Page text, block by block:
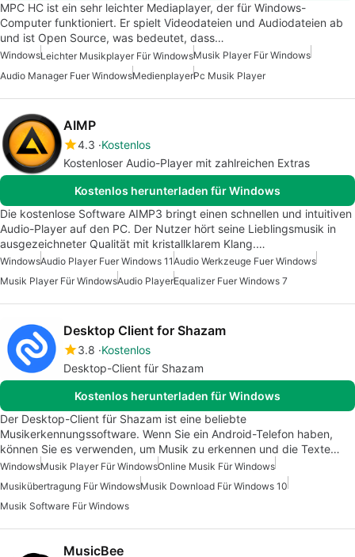
MPC HC ist ein sehr leichter Mediaplayer, der für Windows-
Computer funktioniert. Er spielt Videodateien und Audiodateien ab
und ist Open Source, was bedeutet, dass…
WindowsLeichter Musikplayer Für WindowsMusik Player Für Windows
Audio Manager Fuer WindowsMedienplayerPc Musik Player
AIMP
4.3 Kostenlos
Kostenloser Audio-Player mit zahlreichen Extras
Kostenlos herunterladen für Windows
Die kostenlose Software AIMP3 bringt einen schnellen und intuitiven
Audio-Player auf den PC. Der Nutzer hört seine Lieblingsmusik in
ausgezeichneter Qualität mit kristallklarem Klang.…
WindowsAudio Player Fuer Windows 11Audio Werkzeuge Fuer Windows
Musik Player Für WindowsAudio PlayerEqualizer Fuer Windows 7
Desktop Client for Shazam
3.8 Kostenlos
Desktop-Client für Shazam
Kostenlos herunterladen für Windows
Der Desktop-Client für Shazam ist eine beliebte
Musikerkennungssoftware. Wenn Sie ein Android-Telefon haben,
können Sie es verwenden, um Musik zu erkennen und die Texte…
WindowsMusik Player Für WindowsOnline Musik Für Windows
Musikübertragung Für WindowsMusik Download Für Windows 10
Musik Software Für Windows
MusicBee